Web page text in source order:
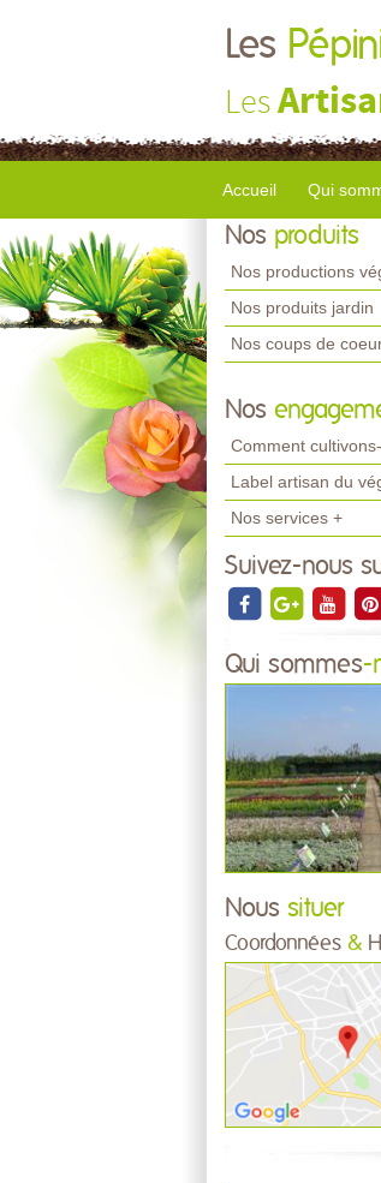
Les
Les
Accueil Qui
Nos produits
Nos productions
Nos produits jardin
Nos coups de
Nos
Comment
Label artisan du
Nos services +
Suivez-nous
Qui sommes-
Nous situer
Coordonnées &